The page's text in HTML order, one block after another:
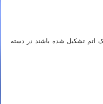
اتم تشکیل شده باشند در دسته